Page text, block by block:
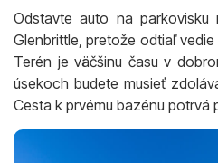
Odstavte auto na parkovisku
Glenbrittle, pretože odtiaľ
Terén je väčšinu času v
úsekoch budete musieť
Cesta k prvému bazénu potrvá